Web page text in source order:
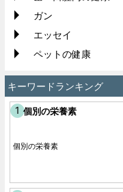
ガン
エッセイ
ペットの健康
キーワードランキング
個別の栄養素
個別の栄養素